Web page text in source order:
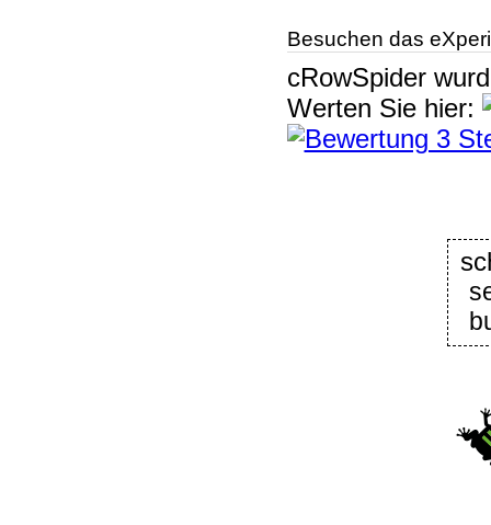
Besuchen das
cRowSpider
Werten Sie hier: